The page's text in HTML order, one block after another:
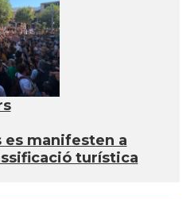
es manifesten a
turística